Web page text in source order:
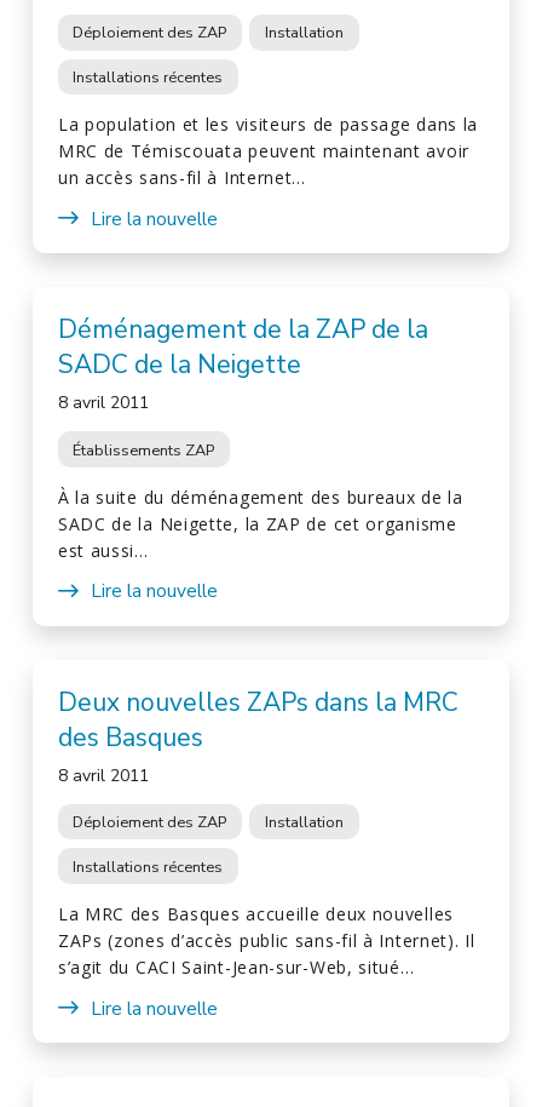
Déploiement des ZAP Installation
Installations récentes
La population et les visiteurs de passage dans la
MRC de Témiscouata peuvent maintenant avoir
un accès sans-fil à Internet…
Lire la nouvelle
Déménagement de la ZAP de la
SADC de la Neigette
8 avril 2011
Établissements ZAP
À la suite du déménagement des bureaux de la
SADC de la Neigette, la ZAP de cet organisme
est aussi…
Lire la nouvelle
Deux nouvelles ZAPs dans la MRC
des Basques
8 avril 2011
Déploiement des ZAP Installation
Installations récentes
La MRC des Basques accueille deux nouvelles
ZAPs (zones d’accès public sans-fil à Internet). Il
s’agit du CACI Saint-Jean-sur-Web, situé…
Lire la nouvelle